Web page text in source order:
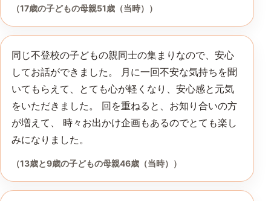
（17歳の子どもの母親51歳（当時））
同じ不登校の子どもの親同士の集まりなので、安心
してお話ができました。 月に一回不安な気持ちを聞
いてもらえて、とても心が軽くなり、安心感と元気
をいただきました。 回を重ねると、お知り合いの方
が増えて、 時々お出かけ企画もあるのでとても楽し
みになりました。
（13歳と9歳の子どもの母親46歳（当時））